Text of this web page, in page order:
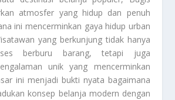
atmosfer yang hidup dan penuh
ini mencerminkan gaya hidup urban
yang berkunjung tidak hanya
berburu barang, tetapi juga
unik yang mencerminkan
ini menjadi bukti nyata bagaimana
konsep belanja modern dengan